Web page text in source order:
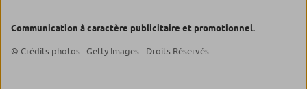
Communication à caractère publicitaire et promotionnel.
© Crédits photos : Getty Images - Droits Réservés